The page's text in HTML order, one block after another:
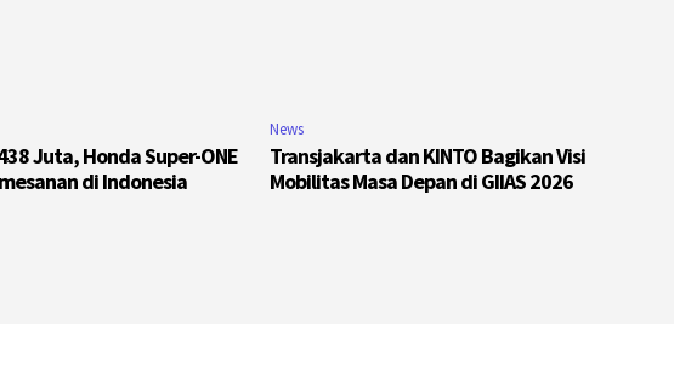
Juta, Honda Super-ONE
di Indonesia
News
Transjakarta dan KINTO Bagikan Visi
Mobilitas Masa Depan di GIIAS 2026